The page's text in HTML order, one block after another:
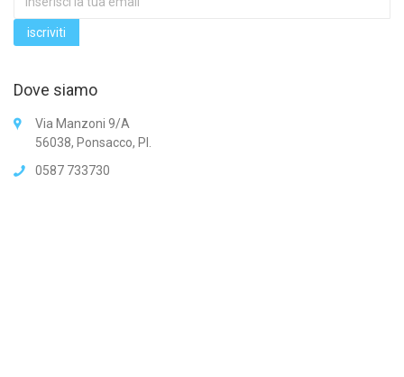
Dove siamo
Via Manzoni 9/A
56038, Ponsacco, PI.
0587 733730